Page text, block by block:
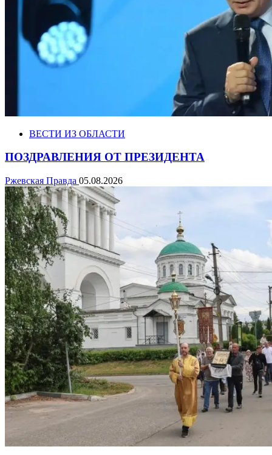
ВЕСТИ ИЗ ОБЛАСТИ
ПОЗДРАВЛЕНИЯ ОТ ПРЕЗИДЕНТА
Ржевская Правда 05.08.2026